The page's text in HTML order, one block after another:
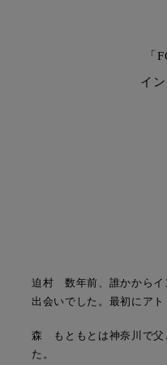
「
イ
迫村 数年前、誰かからイ
出会いでした。最初にア
森 もともとは神奈川で父
た。